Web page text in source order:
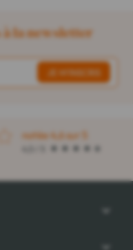
la newsletter
notée 4,6 sur 5